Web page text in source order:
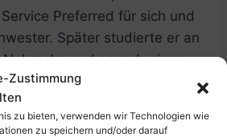
Zustimmung
zu bieten, verwenden wir Technologien wie
zu speichern und/oder darauf
Preferred für sich und
Später studierte er an
und erwarb einen
in
an der Columbia
auchBenjamin Graham